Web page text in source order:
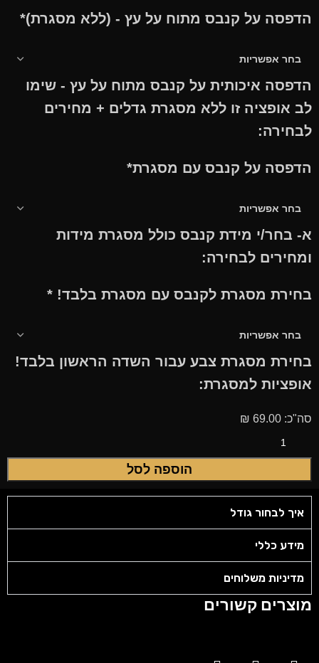
הדפסה על קנבס מתוח על עץ - (ללא מסגרת)*
הדפסה איכותית על קנבס מתוח על עץ - שימו
לב אופציה זו ללא מסגרת גדלים + מחירים
לבחירה:
הדפסה על קנבס עם מסגרת*
א- בחר/י מידת קנבס כולל מסגרת מידות
ומחירים לבחירה:
בחירת מסגרת לקנבס עם מסגרת בלבד! *
בחירת מסגרת צבע עבור השדה הראשון בלבד!
אופציות למסגרת:
סה"כ: 69.00
₪
הוספה לסל
איך לבחור גודל
מידע כללי
מדיניות משלוחים
מוצרים קשורים